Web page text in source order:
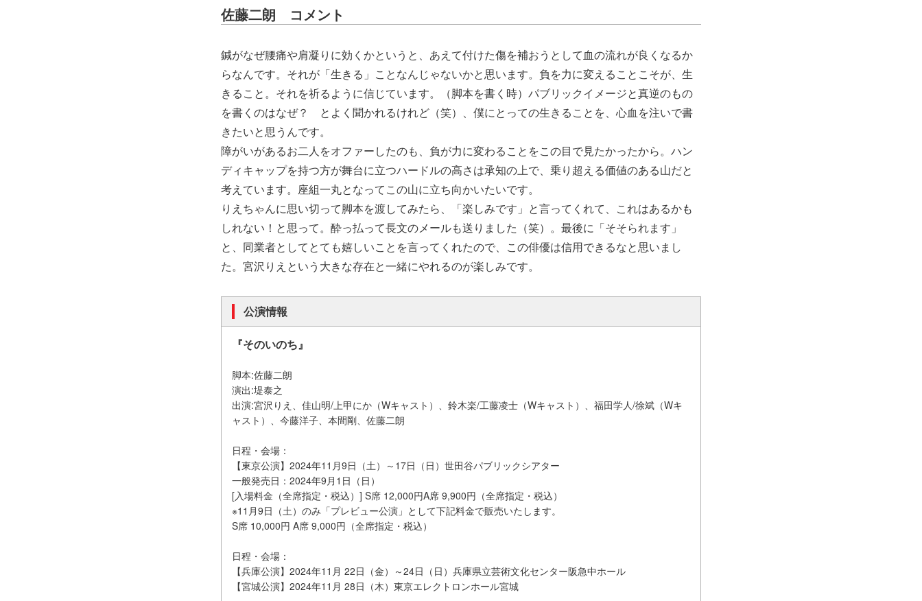
佐藤二朗 コメント
鍼がなぜ腰痛や肩凝りに効くかというと、あえて付けた傷を補おうとして血の流れが良くなるか
らなんです。それが「生きる」ことなんじゃないかと思います。負を力に変えることこそが、生
きること。それを祈るように信じています。（脚本を書く時）パブリックイメージと真逆のもの
を書くのはなぜ？ とよく聞かれるけれど（笑）、僕にとっての生きることを、心血を注いで書
きたいと思うんです。
障がいがあるお二人をオファーしたのも、負が力に変わることをこの目で見たかったから。ハン
ディキャップを持つ方が舞台に立つハードルの高さは承知の上で、乗り超える価値のある山だと
考えています。座組一丸となってこの山に立ち向かいたいです。
りえちゃんに思い切って脚本を渡してみたら、「楽しみです」と言ってくれて、これはあるかも
しれない！と思って。酔っ払って長文のメールも送りました（笑）。最後に「そそられます」
と、同業者としてとても嬉しいことを言ってくれたので、この俳優は信用できるなと思いまし
た。宮沢りえという大きな存在と一緒にやれるのが楽しみです。
公演情報
『そのいのち』
脚本:佐藤二朗
演出:堤泰之
出演:宮沢りえ、佳山明/上甲にか（Wキャスト）、鈴木楽/工藤凌士（Wキャスト）、福田学人/徐斌（Wキ
ャスト）、今藤洋子、本間剛、佐藤二朗
日程・会場：
【東京公演】2024年11月9日（土）～17日（日）世田谷パブリックシアター
一般発売日：2024年9月1日（日）
[入場料金（全席指定・税込）] S席 12,000円A席 9,900円（全席指定・税込）
※11月9日（土）のみ「プレビュー公演」として下記料金で販売いたします。
S席 10,000円 A席 9,000円（全席指定・税込）
日程・会場：
【兵庫公演】2024年11月 22日（金）～24日（日）兵庫県立芸術文化センター阪急中ホール
【宮城公演】2024年11月 28日（木）東京エレクトロンホール宮城